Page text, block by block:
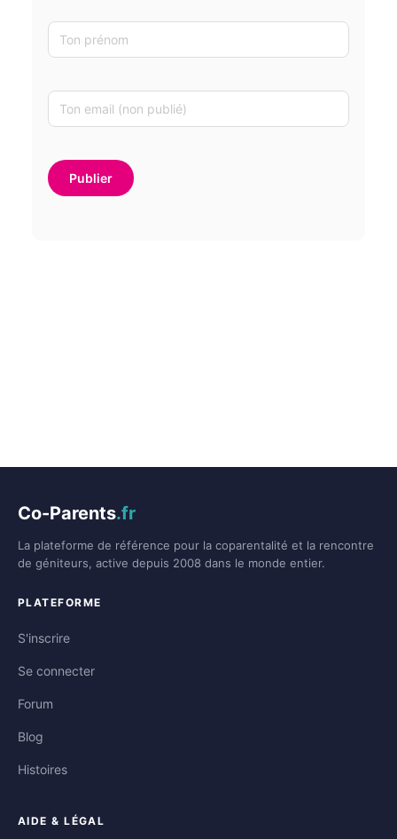
Co-Parents.fr
La plateforme de référence pour la coparentalité et la rencontre
de géniteurs, active depuis 2008 dans le monde entier.
PLATEFORME
S'inscrire
Se connecter
Forum
Blog
Histoires
AIDE & LÉGAL